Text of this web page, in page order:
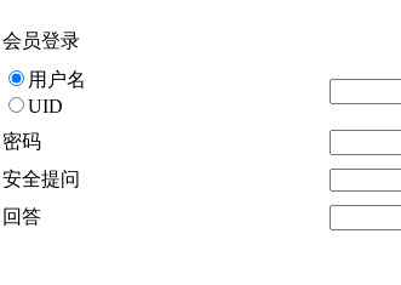
会员登录
用户名
UID
密码
安全提问
回答